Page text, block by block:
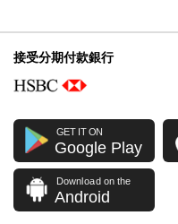
接受分期付款銀行
GET IT ON
Google Play
Download on the
Android